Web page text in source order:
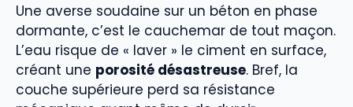
Une averse soudaine sur un béton en phase
dormante, c’est le cauchemar de tout maçon.
L’eau risque de « laver » le ciment en surface,
créant une porosité désastreuse. Bref, la
couche supérieure perd sa résistance